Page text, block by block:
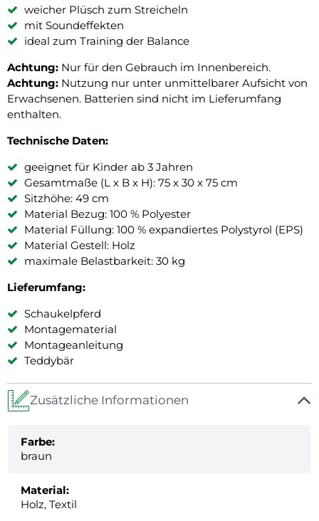
weicher Plüsch zum Streicheln
mit Soundeffekten
ideal zum Training der Balance
Achtung: Nur für den Gebrauch im Innenbereich.
Achtung: Nutzung nur unter unmittelbarer Aufsicht von
Erwachsenen. Batterien sind nicht im Lieferumfang
enthalten.
Technische Daten:
geeignet für Kinder ab 3 Jahren
Gesamtmaße (L x B x H): 75 x 30 x 75 cm
Sitzhöhe: 49 cm
Material Bezug: 100 % Polyester
Material Füllung: 100 % expandiertes Polystyrol (EPS)
Material Gestell: Holz
maximale Belastbarkeit: 30 kg
Lieferumfang:
Schaukelpferd
Montagematerial
Montageanleitung
Teddybär
Zusätzliche Informationen
Farbe:
braun
Material:
Holz, Textil